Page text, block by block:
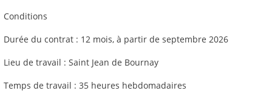
Conditions
Durée du contrat : 12 mois, à partir de septembre 2026
Lieu de travail : Saint Jean de Bournay
Temps de travail : 35 heures hebdomadaires